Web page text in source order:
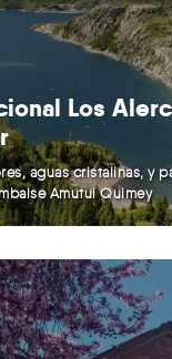
Los
aguas cristalinas, y
Amutui Quimey